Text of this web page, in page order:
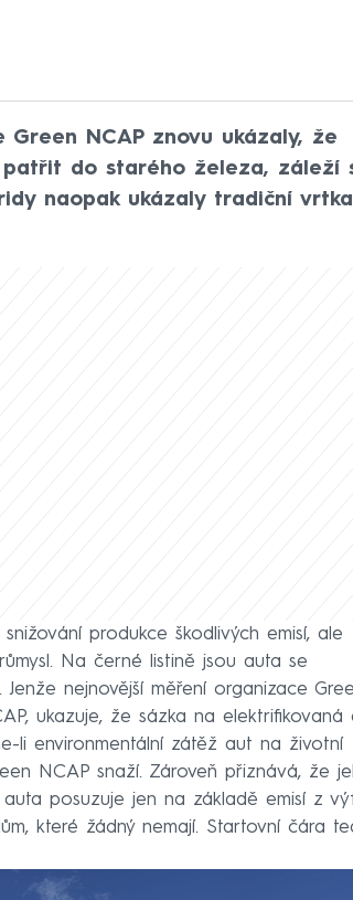
NCAP znovu ukázaly, že
do starého železa, záleží
naopak ukázaly tradiční
produkce škodlivých emisí, ale
Na černé listině jsou auta se
nejnovější měření organizace
ukazuje, že sázka na elektrifikovaná
li environmentální zátěž aut na životní
NCAP snaží. Zároveň přiznává, že
posuzuje jen na základě emisí z
které žádný nemají. Startovní čára